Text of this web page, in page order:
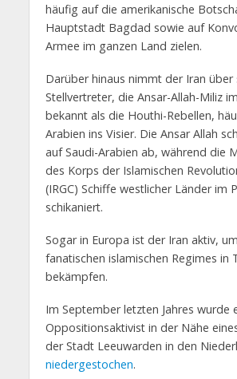
häufig auf die amerikanische
Hauptstadt Bagdad sowie auf
Armee im ganzen Land zielen.
Darüber hinaus nimmt der Iran über
Stellvertreter, die Ansar-Allah-Miliz
bekannt als die Houthi-Rebellen,
Arabien ins Visier. Die Ansar Allah
auf Saudi-Arabien ab, während die
des Korps der Islamischen
(IRGC) Schiffe westlicher Länder im
schikaniert.
Sogar in Europa ist der Iran aktiv,
fanatischen islamischen Regimes in
bekämpfen.
Im September letzten Jahres wurde
Oppositionsaktivist in der Nähe
der Stadt Leeuwarden in den
niedergestochen.